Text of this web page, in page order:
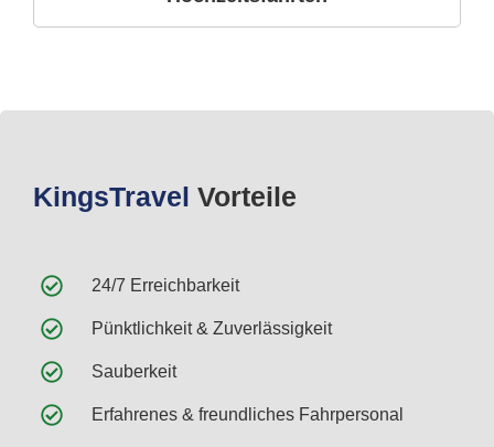
KingsTravel Vorteile
24/7 Erreichbarkeit
Pünktlichkeit & Zuverlässigkeit
Sauberkeit
Erfahrenes & freundliches Fahrpersonal